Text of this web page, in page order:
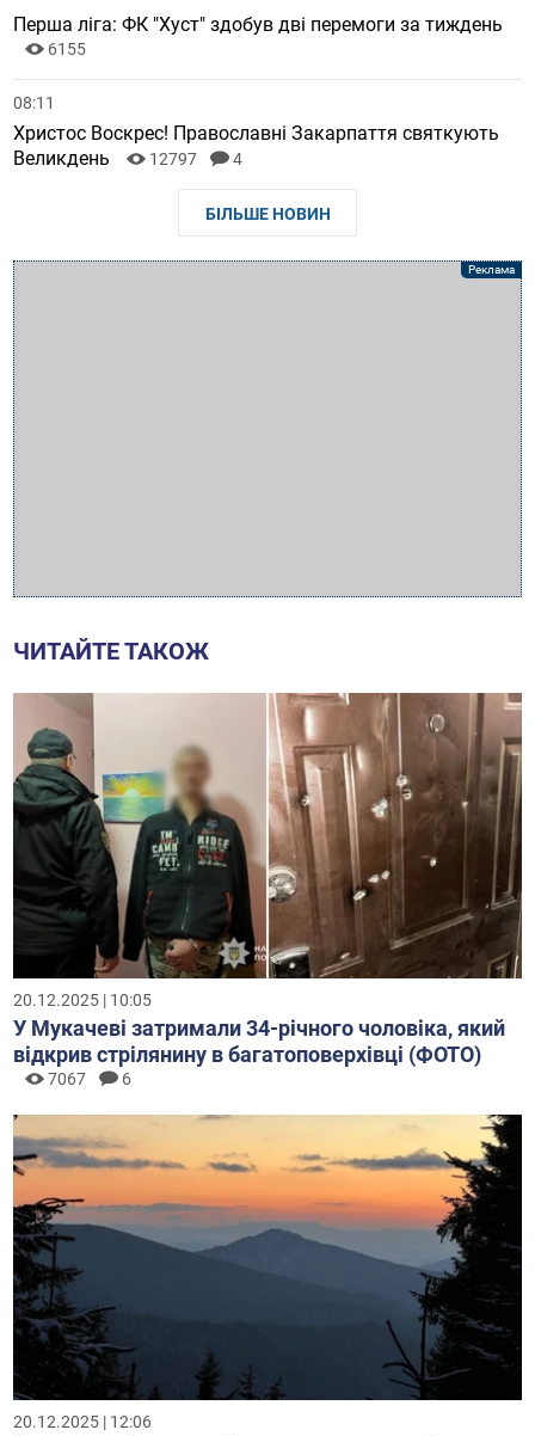
Перша ліга: ФК "Хуст" здобув дві перемоги за тиждень
6155
08:11
Христос Воскрес! Православні Закарпаття святкують
Великдень
12797 4
БІЛЬШЕ НОВИН
ЧИТАЙТЕ ТАКОЖ
20.12.2025 | 10:05
У Мукачеві затримали 34-річного чоловіка, який
відкрив стрілянину в багатоповерхівці (ФОТО)
7067 6
20.12.2025 | 12:06